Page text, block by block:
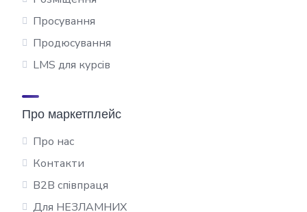
Просування
Продюсування
LMS для курсів
Про маркетплейс
Про нас
Контакти
B2B співпраця
Для НЕЗЛАМНИХ